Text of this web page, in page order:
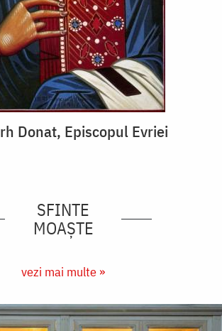
Donat, Episcopul Evriei
SFINTE
MOAȘTE
vezi mai multe »